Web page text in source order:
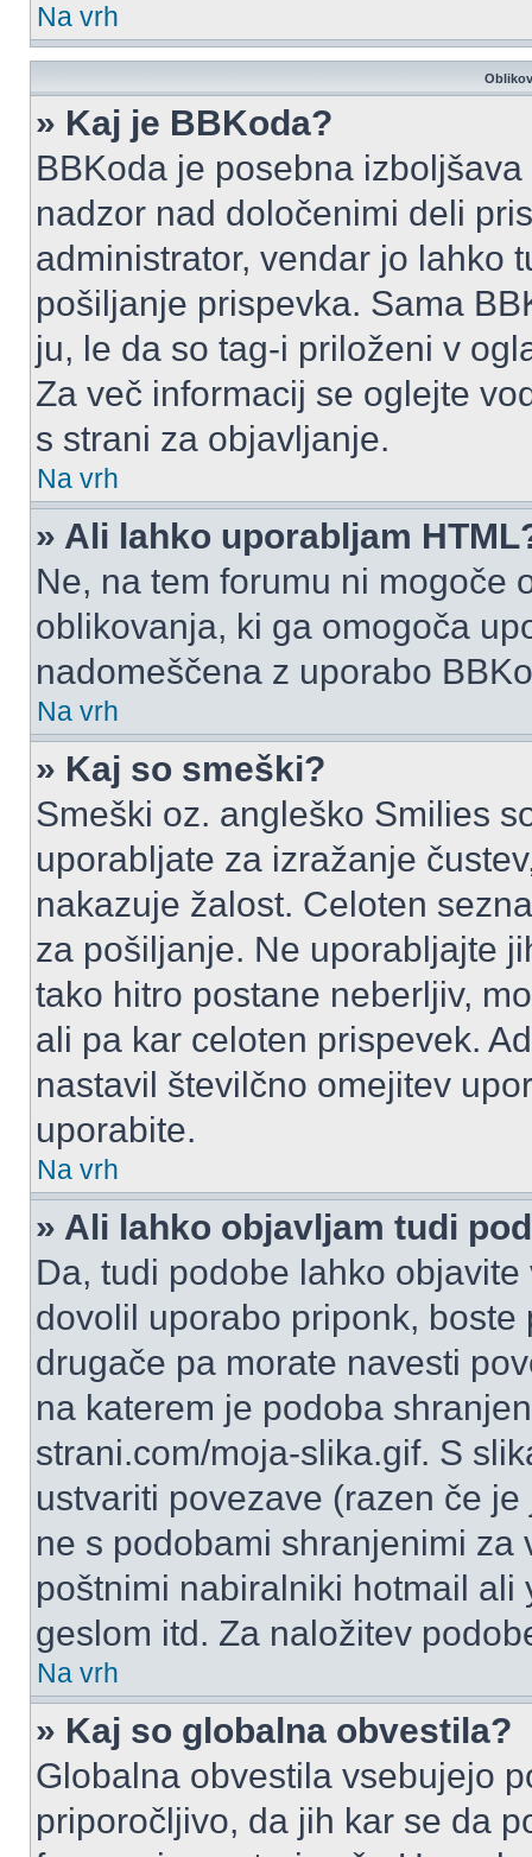
Na vrh
» Kaj je BBKoda?
BBKoda je posebna
nadzor nad določenimi deli
administrator, vendar jo lahko
pošiljanje prispevka. Sama
ju, le da so tag-i priloženi v
Za več informacij se oglejte
s strani za objavljanje.
Na vrh
» Ali lahko uporabljam
Ne, na tem forumu ni mogoče
oblikovanja, ki ga omogoča
nadomeščena z uporabo
Na vrh
» Kaj so smeški?
Smeški oz. angleško Smilies
uporabljate za izražanje
nakazuje žalost. Celoten
za pošiljanje. Ne uporabljajte
tako hitro postane neberljiv,
ali pa kar celoten prispevek.
nastavil številčno omejitev
uporabite.
Na vrh
» Ali lahko objavljam tudi
Da, tudi podobe lahko
dovolil uporabo priponk,
drugače pa morate navesti
na katerem je podoba
strani.com/moja-slika.gif. S
ustvariti povezave (razen če
ne s podobami shranjenimi za
poštnimi nabiralniki hotmail
geslom itd. Za naložitev
Na vrh
» Kaj so globalna obvestila?
Globalna obvestila vsebujejo
priporočljivo, da jih kar se da